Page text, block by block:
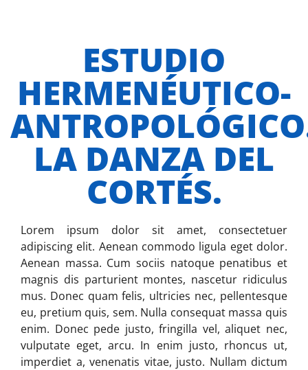
ESTUDIO
HERMENÉUTICO-
LA DANZA DEL
CORTÉS.
Lorem ipsum dolor sit amet, consectetuer
adipiscing elit. Aenean commodo ligula eget dolor.
Aenean massa. Cum sociis natoque penatibus et
magnis dis parturient montes, nascetur ridiculus
mus. Donec quam felis, ultricies nec, pellentesque
eu, pretium quis, sem. Nulla consequat massa quis
enim. Donec pede justo, fringilla vel, aliquet nec,
vulputate eget, arcu. In enim justo, rhoncus ut,
imperdiet a, venenatis vitae, justo. Nullam dictum